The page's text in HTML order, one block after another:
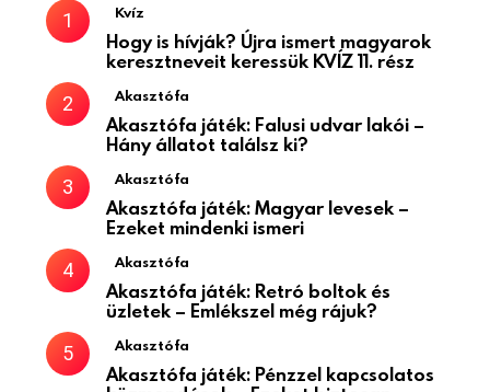
Kvíz
Hogy is hívják? Újra ismert magyarok
keresztneveit keressük KVÍZ 11. rész
Akasztófa
Akasztófa játék: Falusi udvar lakói –
Hány állatot találsz ki?
Akasztófa
Akasztófa játék: Magyar levesek –
Ezeket mindenki ismeri
Akasztófa
Akasztófa játék: Retró boltok és
üzletek – Emlékszel még rájuk?
Akasztófa
Akasztófa játék: Pénzzel kapcsolatos